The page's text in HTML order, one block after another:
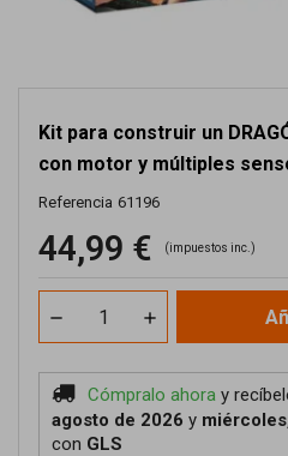
Kit para construir un
con motor y múltiples
Referencia 61196
44,99 € (impuestos inc.)
Cómpralo ahora y
agosto de 2026 y
con GLS